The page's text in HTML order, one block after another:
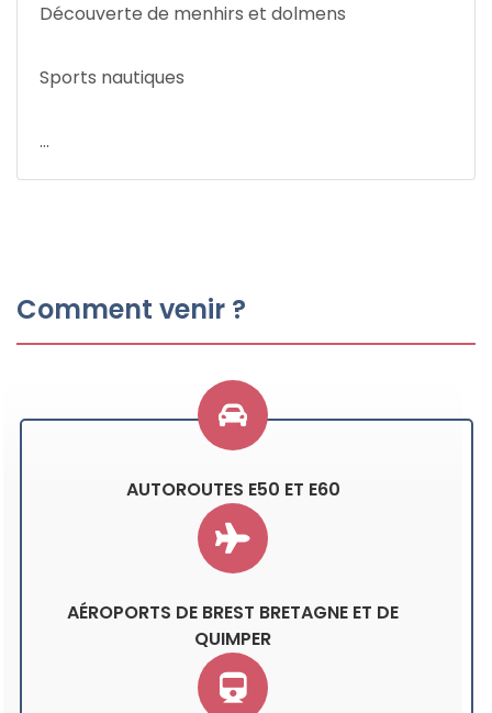
Découverte de menhirs et dolmens
Sports nautiques
...
Comment venir ?
AUTOROUTES E50 ET E60
AÉROPORTS DE BREST BRETAGNE ET DE
QUIMPER